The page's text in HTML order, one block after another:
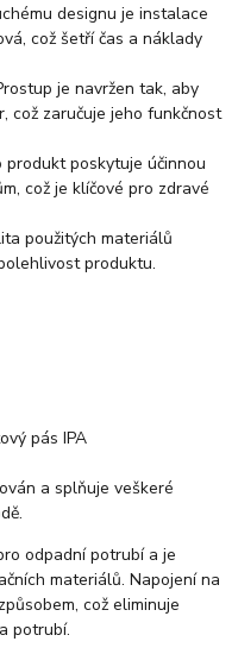
designu je instalace
což šetří čas a náklady
je navržen tak, aby
což zaručuje jeho funkčnost
produkt poskytuje účinnou
což je klíčové pro zdravé
použitých materiálů
produktu.
pás IPA
a splňuje veškeré
odpadní potrubí a je
materiálů. Napojení na
což eliminuje
potrubí.